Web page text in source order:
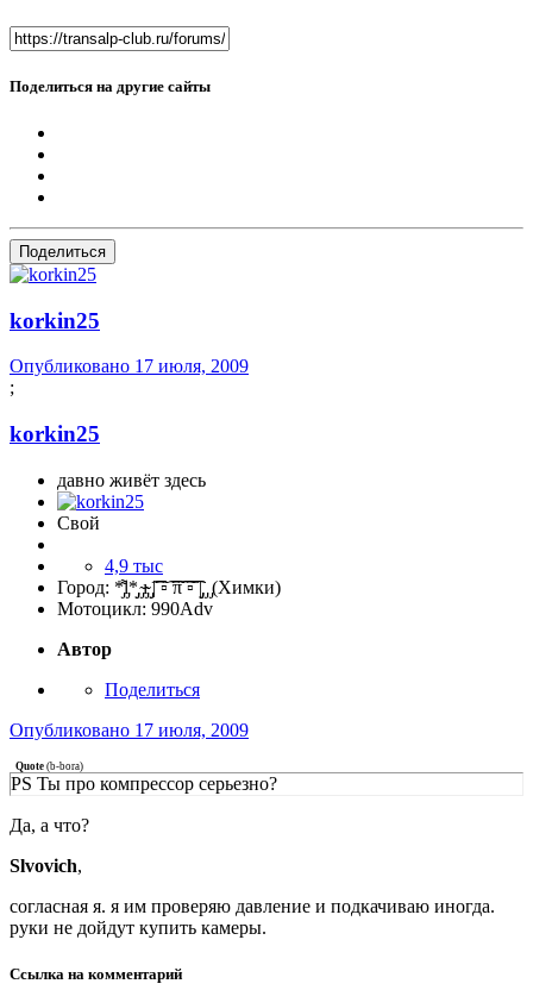
Поделиться на другие сайты
Поделиться
korkin25
Опубликовано 17 июля, 2009
;
korkin25
давно живёт здесь
Свой
4,9 тыс
Город: *̡͌l̡*̡̡ ̴̡ı̴̴̡ ̡̡͡|͡͡͡ ▫͡ ͡͡π͡͡ ͡▫͡͡ |̡̡̡ ̡ ̡(Химки)
Мотоцикл: 990Adv
Автор
Поделиться
Опубликовано 17 июля, 2009
Quote (b-bora)
PS Ты про компрессор серьезно?
Да, а что?
Slvovich,
согласная я. я им проверяю давление и подкачиваю иногда.
руки не дойдут купить камеры.
Ссылка на комментарий